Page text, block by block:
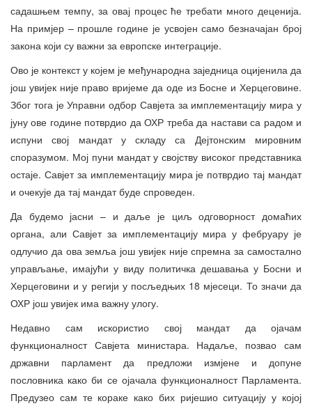
садашњем темпу, за овај процес ће требати много деценија.
На примјер – прошле године је усвојен само безначајан број
закона који су важни за европске интеграције.
Ово је контекст у којем је међународна заједница оцијенила да
још увијек није право вријеме да оде из Босне и Херцеговине.
Због тога је Управни одбор Савјета за имплементацију мира у
јуну ове године потврдио да ОХР треба да настави са радом и
испуни свој мандат у складу са Дејтонским мировним
споразумом. Мој пуни мандат у својству високог представника
остаје. Савјет за имплементацију мира је потврдио тај мандат
и очекује да тај мандат буде спроведен.
Да будемо јасни – и даље је циљ одговорност домаћих
органа, али Савјет за имплементацију мира у фебруару је
одлучио да ова земља још увијек није спремна за самостално
управљање, имајући у виду политичка дешавања у Босни и
Херцеговини и у регији у посљедњих 18 мјесеци. То значи да
ОХР још увијек има важну улогу.
Недавно сам искористио свој мандат да ојачам
функционалност Савјета министара. Надаље, позвао сам
државни парламент да предложи измјене и допуне
пословника како би се ојачала функционалност Парламента.
Предузео сам те кораке како бих ријешио ситуацију у којој